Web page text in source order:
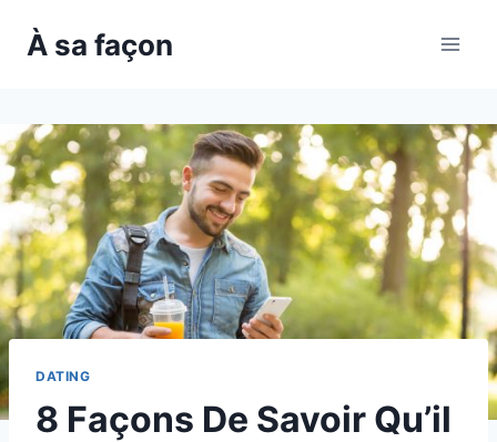
À sa façon
DATING
8 Façons De Savoir Qu’il